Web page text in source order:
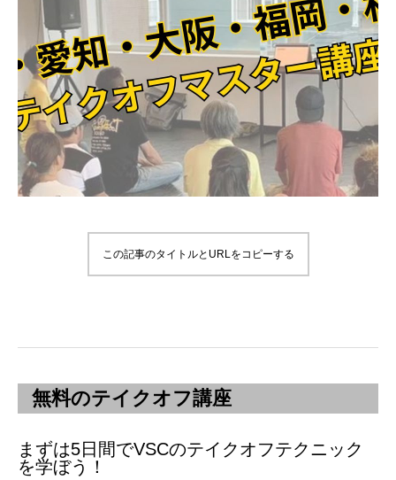
この記事のタイトルとURLをコピーする
無料のテイクオフ講座
まずは5日間でVSCのテイクオフテクニック
を学ぼう！